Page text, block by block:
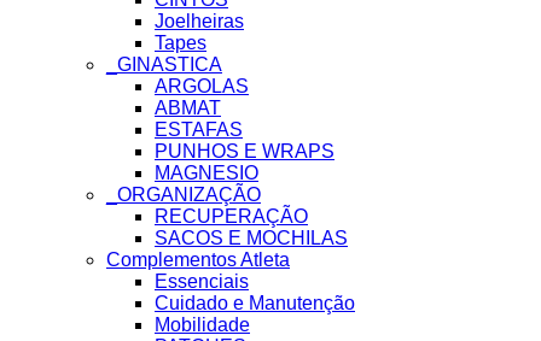
Joelheiras
Tapes
_GINASTICA
ARGOLAS
ABMAT
ESTAFAS
PUNHOS E WRAPS
MAGNESIO
_ORGANIZAÇÃO
RECUPERAÇÃO
SACOS E MOCHILAS
Complementos Atleta
Essenciais
Cuidado e Manutenção
Mobilidade